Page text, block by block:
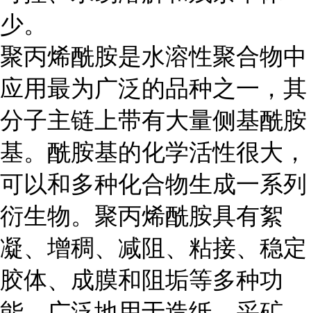
少。
聚丙烯酰胺是水溶性聚合物中
应用最为广泛的品种之一，其
分子主链上带有大量侧基酰胺
基。酰胺基的化学活性很大，
可以和多种化合物生成一系列
衍生物。聚丙烯酰胺具有絮
凝、增稠、减阻、粘接、稳定
胶体、成膜和阻垢等多种功